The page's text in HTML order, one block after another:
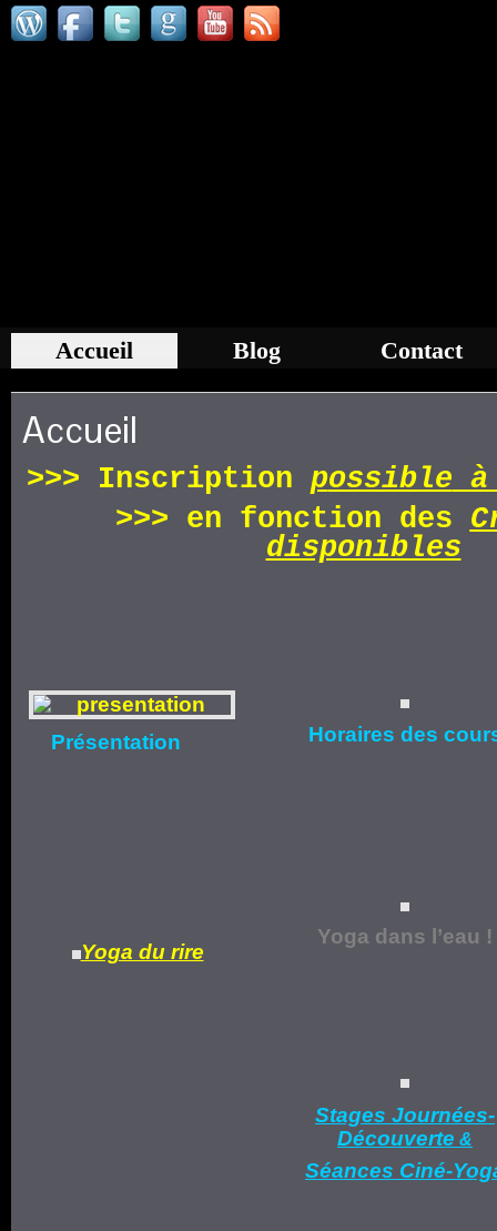
Accueil Blog Contact
Accueil
>>> Inscription possible à
>>> en fonction des
disponibles
Présentation Horaires des
Yoga du rire
Yoga dans l’eau !
Stages Journées-
Découverte &
Séances Ciné-